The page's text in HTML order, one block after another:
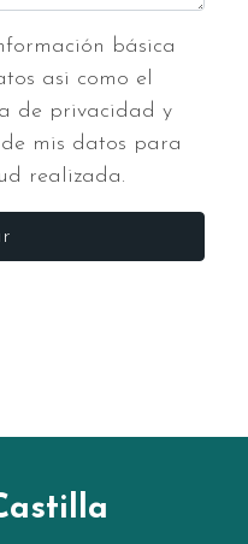
el
mis datos para
realizada.